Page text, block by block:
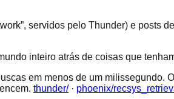
servidos pelo Thunder) e posts
inteiro atrás de coisas que
em menos de um milissegundo.
thunder/· phoenix/